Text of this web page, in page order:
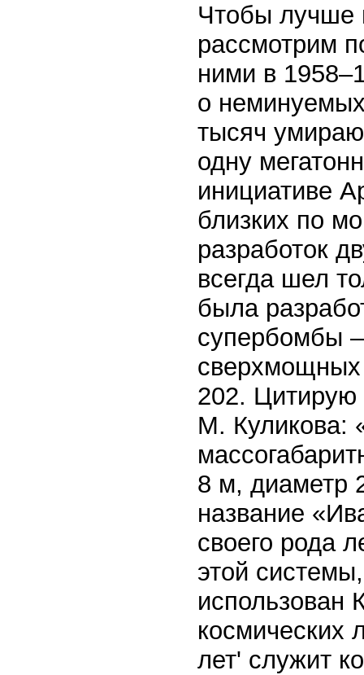
Чтобы лучше
рассмотрим
ними в
о
тысяч
одну
инициативе
близких по
разработок
всегда шел
была
супербомбы
202. Цитирую
М. Куликова:
8 м, диаметр
название
своего рода
этой
использован
космических
лет' служит